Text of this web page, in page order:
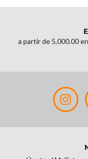
a partir de 5,000.00